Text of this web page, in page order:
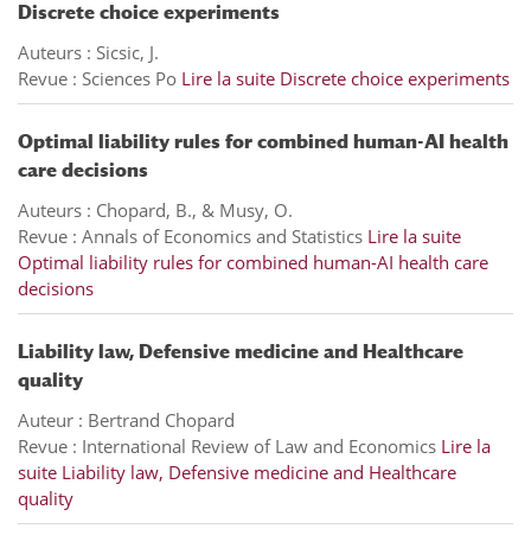
Discrete choice experiments
Auteurs : Sicsic, J.
Revue : Sciences Po Lire la suite Discrete choice experiments
Optimal liability rules for combined human-AI health
care decisions
Auteurs : Chopard, B., & Musy, O.
Revue : Annals of Economics and Statistics Lire la suite
Optimal liability rules for combined human-AI health care
decisions
Liability law, Defensive medicine and Healthcare
quality
Auteur : Bertrand Chopard
Revue : International Review of Law and Economics Lire la
suite Liability law, Defensive medicine and Healthcare
quality